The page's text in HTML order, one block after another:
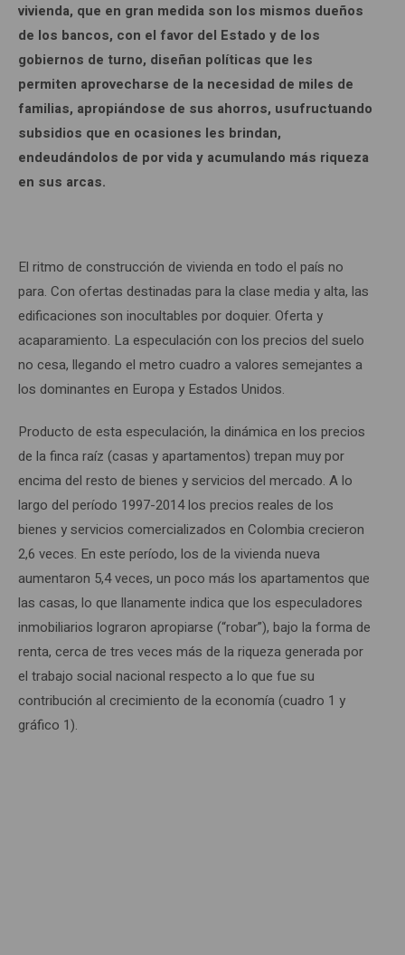
vivienda, que en gran medida son los mismos dueños
de los bancos, con el favor del Estado y de los
gobiernos de turno, diseñan políticas que les
permiten aprovecharse de la necesidad de miles de
familias, apropiándose de sus ahorros, usufructuando
subsidios que en ocasiones les brindan,
endeudándolos de por vida y acumulando más riqueza
en sus arcas.
El ritmo de construcción de vivienda en todo el país no
para. Con ofertas destinadas para la clase media y alta, las
edificaciones son inocultables por doquier. Oferta y
acaparamiento. La especulación con los precios del suelo
no cesa, llegando el metro cuadro a valores semejantes a
los dominantes en Europa y Estados Unidos.
Producto de esta especulación, la dinámica en los precios
de la finca raíz (casas y apartamentos) trepan muy por
encima del resto de bienes y servicios del mercado. A lo
largo del período 1997-2014 los precios reales de los
bienes y servicios comercializados en Colombia crecieron
2,6 veces. En este período, los de la vivienda nueva
aumentaron 5,4 veces, un poco más los apartamentos que
las casas, lo que llanamente indica que los especuladores
inmobiliarios lograron apropiarse (“robar”), bajo la forma de
renta, cerca de tres veces más de la riqueza generada por
el trabajo social nacional respecto a lo que fue su
contribución al crecimiento de la economía (cuadro 1 y
gráfico 1).